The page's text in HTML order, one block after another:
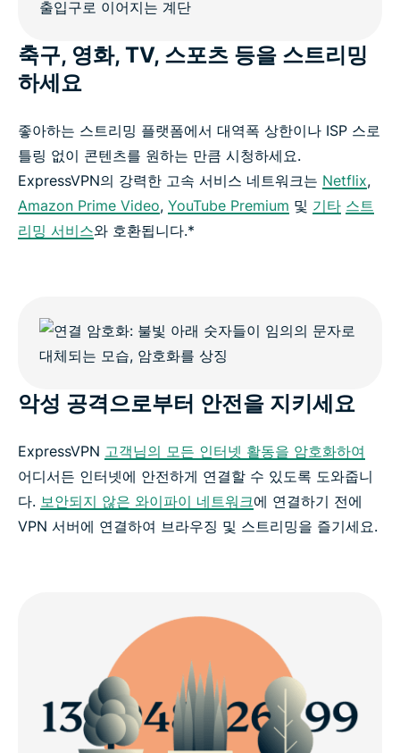
축구, 영화, TV, 스포츠 등을 스트리밍
하세요
좋아하는 스트리밍 플랫폼에서 대역폭 상한이나 ISP 스로
틀링 없이 콘텐츠를 원하는 만큼 시청하세요.
ExpressVPN의 강력한 고속 서비스 네트워크는 Netflix,
Amazon Prime Video, YouTube Premium 및 기타 스트
리밍 서비스와 호환됩니다.*
악성 공격으로부터 안전을 지키세요
ExpressVPN 고객님의 모든 인터넷 활동을 암호화하여
어디서든 인터넷에 안전하게 연결할 수 있도록 도와줍니
다. 보안되지 않은 와이파이 네트워크에 연결하기 전에
VPN 서버에 연결하여 브라우징 및 스트리밍을 즐기세요.